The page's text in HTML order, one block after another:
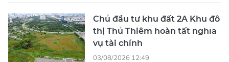
Chủ đầu tư khu đất 2A Khu đô
thị Thủ Thiêm hoàn tất nghĩa
vụ tài chính
03/08/2026 12:49